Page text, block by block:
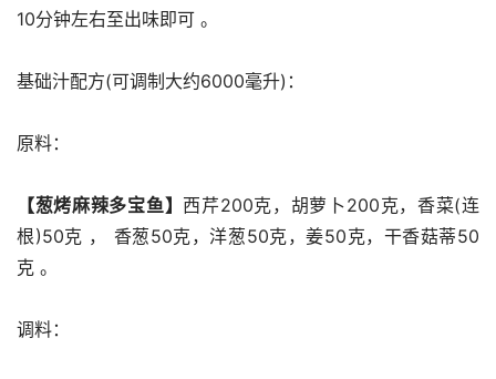
10分钟左右至出味即可 。
基础汁配方(可调制大约6000毫升)：
原料：
【葱烤麻辣多宝鱼】 西芹200克，胡萝卜200克，香菜(连
根)50克 ， 香葱50克，洋葱50克，姜50克，干香菇蒂50
克 。
调料：